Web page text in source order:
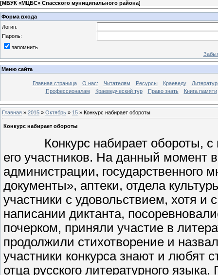
[МБУК «МЦБС» Спасского муниципального района]
Форма входа
Логин:
Пароль:
запомнить
Меню сайта
Главная страница О нас: Читателям Ресурсы Краеведу
Профессионалам
Краеведческий тур Право знать Книга памяти
Главная » 2015 » Октябрь » 15 » Конкурс набирает обороты
Конкурс набирает обороты
Конкурс набирает обороты, с
его участников. На данный момент
администрации, государственного
документы», аптеки, отдела
участники с удовольствием, хотя
написании диктанта,
почерком, приняли участие в
продолжили стихотворение и
участники конкурса знают и любят
отца русского литературного